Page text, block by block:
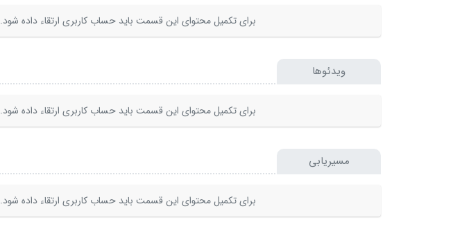
برای تکمیل محتوای این قسمت باید حساب کاربری ارتقاء داده شود.
ویدئوها
برای تکمیل محتوای این قسمت باید حساب کاربری ارتقاء داده شود.
مسیریابی
برای تکمیل محتوای این قسمت باید حساب کاربری ارتقاء داده شود.